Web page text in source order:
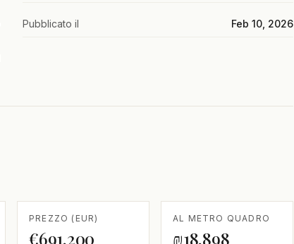
Pubblicato il Feb 10, 2026
PREZZO (EUR)
€691,200
AL METRO QUADRO
₪18,898